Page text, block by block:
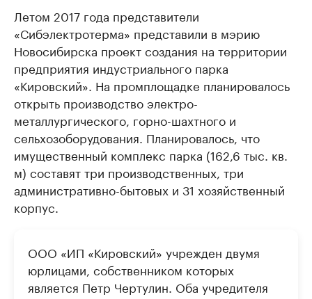
Летом 2017 года представители
«Сибэлектротерма» представили в мэрию
Новосибирска проект создания на территории
предприятия индустриального парка
«Кировский». На промплощадке планировалось
открыть производство электро-
металлургического, горно-шахтного и
сельхозоборудования. Планировалось, что
имущественный комплекс парка (162,6 тыс. кв.
м) составят три производственных, три
административно-бытовых и 31 хозяйственный
корпус.
ООО «ИП «Кировский» учрежден двумя
юрлицами, собственником которых
является Петр Чертулин. Оба учредителя